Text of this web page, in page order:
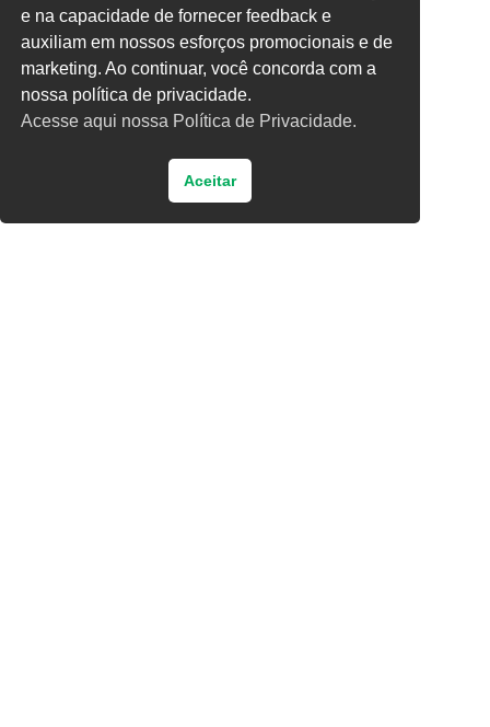
Digite uma resposta em números:
9 − sete =
e na capacidade de fornecer feedback e
auxiliam em nossos esforços promocionais e de
marketing. Ao continuar, você concorda com a
nossa política de privacidade.
Acesse aqui nossa Política de Privacidade.
Aceitar